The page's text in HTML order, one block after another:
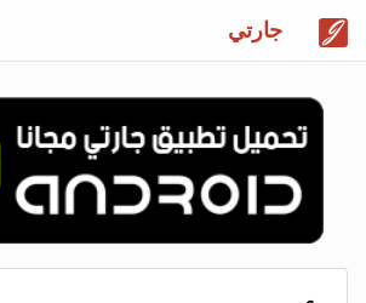
جارتي